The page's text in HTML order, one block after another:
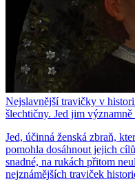
Nejslavnější travičky v
šlechtičny. Jed jim
Jed, účinná ženská zbraň,
pomohla dosáhnout jejich
snadné, na rukách přitom
nejznámějších traviček